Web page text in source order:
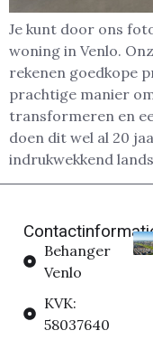
Je kunt door ons
woning in Venlo.
rekenen goedkope
prachtige manier
transformeren en
doen dit wel al 20
indrukwekkend
Behanger
Venlo
KVK:
58037640